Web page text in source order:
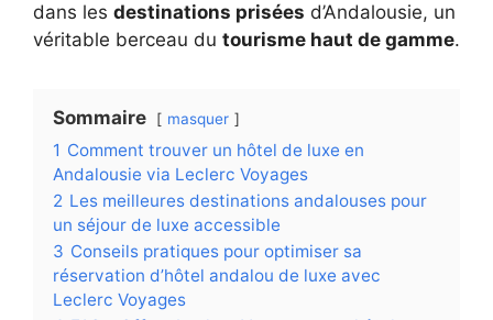
dans les destinations prisées d’Andalousie, un
véritable berceau du tourisme haut de gamme.
Sommaire masquer
1 Comment trouver un hôtel de luxe en
Andalousie via Leclerc Voyages
2 Les meilleures destinations andalouses pour
un séjour de luxe accessible
3 Conseils pratiques pour optimiser sa
réservation d’hôtel andalou de luxe avec
Leclerc Voyages